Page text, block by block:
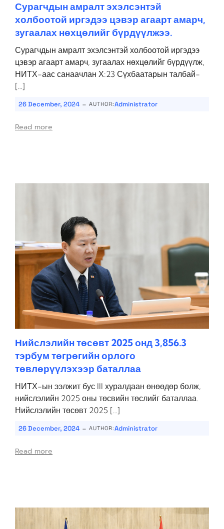
Сурагчдын амралт эхэлсэнтэй
холбоотой иргэдээ цэвэр агаарт амарч,
зугаалах нөхцөлийг бүрдүүлжээ.
Сурагчдын амралт эхэлсэнтэй холбоотой иргэдээ
цэвэр агаарт амарч, зугаалах нөхцөлийг бүрдүүлж,
НИТХ-аас санаачлан Х:23 Сүхбаатарын талбай-
[…]
26 December, 2024 - AUTHOR:Administrator
Read more
Нийслэлийн төсөвт 2025 онд 3,856.3
тэрбум төгрөгийн орлого
төвлөрүүлэхээр баталлаа
НИТХ-ын ээлжит бус III хуралдаан өнөөдөр болж,
нийслэлийн 2025 оны төсвийн төслийг баталлаа.
Нийслэлийн төсөвт 2025 […]
26 December, 2024 - AUTHOR:Administrator
Read more